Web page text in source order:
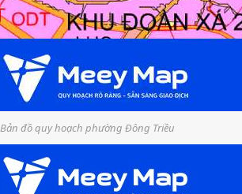
Bản đồ quy hoạch phường Đông Triều